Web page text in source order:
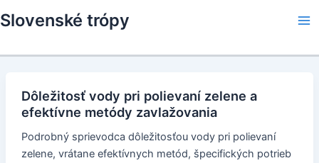
to
Slovenské trópy
Dôležitosť vody pri polievaní zelene a
efektívne metódy zavlažovania
Podrobný sprievodca dôležitosťou vody pri polievaní
zelene, vrátane efektívnych metód, špecifických potrieb